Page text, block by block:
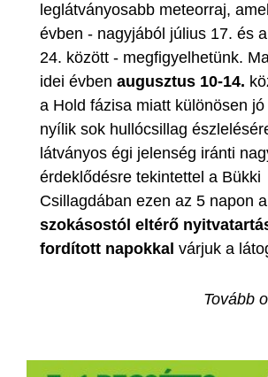
leglátványosabb meteorraj,
évben - nagyjából július 17. és
24. között - megfigyelhetünk.
idei évben augusztus 10-14.
a Hold fázisa miatt különösen jó
nyílik sok hullócsillag
látványos égi jelenség iránti
érdeklődésre tekintettel a Bükki
Csillagdában ezen az 5 napon a
szokásostól eltérő
fordított napokkal várjuk a
Tovább